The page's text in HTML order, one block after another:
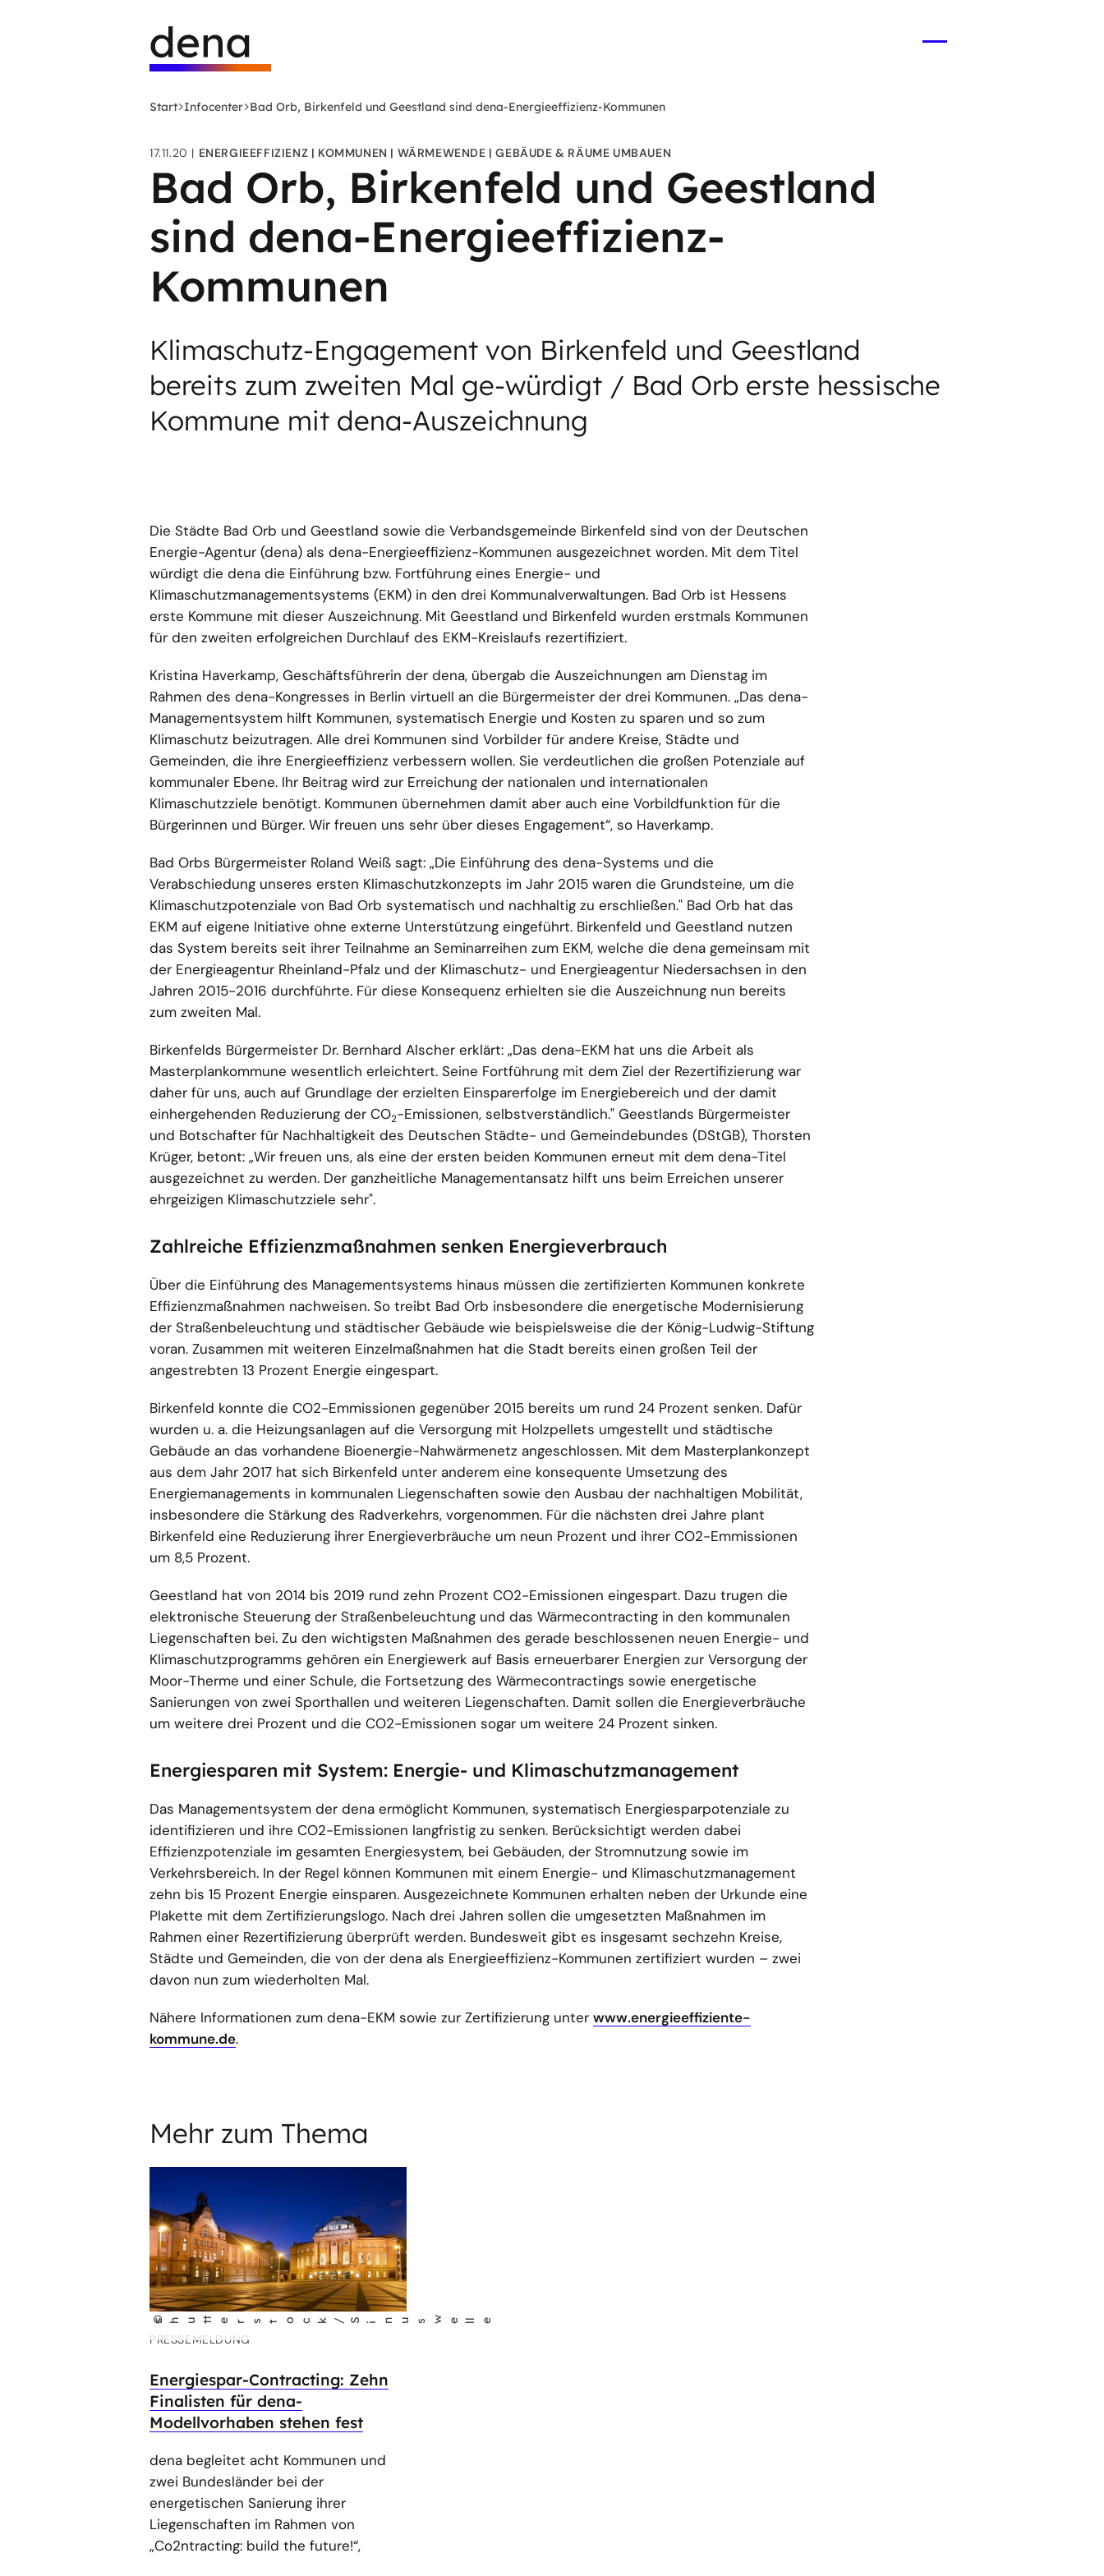
Deutsche
Energie-
Agentur
-
Startseite
Start Infocenter Bad Orb, Birkenfeld und Geestland sind dena-Energieeffizienz-Kommunen
17.11.20 ENERGIEEFFIZIENZ KOMMUNEN WÄRMEWENDE GEBÄUDE & RÄUME UMBAUEN
Bad Orb, Birkenfeld und Geestland
sind dena-Energieeffizienz-
Kommunen
Klimaschutz-Engagement von Birkenfeld und Geestland
bereits zum zweiten Mal ge-würdigt / Bad Orb erste hessische
Kommune mit dena-Auszeichnung
Die Städte Bad Orb und Geestland sowie die Verbandsgemeinde Birkenfeld sind von der Deutschen
Energie-Agentur (dena) als dena-Energieeffizienz-Kommunen ausgezeichnet worden. Mit dem Titel
würdigt die dena die Einführung bzw. Fortführung eines Energie- und
Klimaschutzmanagementsystems (EKM) in den drei Kommunalverwaltungen. Bad Orb ist Hessens
erste Kommune mit dieser Auszeichnung. Mit Geestland und Birkenfeld wurden erstmals Kommunen
für den zweiten erfolgreichen Durchlauf des EKM-Kreislaufs rezertifiziert.
Kristina Haverkamp, Geschäftsführerin der dena, übergab die Auszeichnungen am Dienstag im
Rahmen des dena-Kongresses in Berlin virtuell an die Bürgermeister der drei Kommunen. „Das dena-
Managementsystem hilft Kommunen, systematisch Energie und Kosten zu sparen und so zum
Klimaschutz beizutragen. Alle drei Kommunen sind Vorbilder für andere Kreise, Städte und
Gemeinden, die ihre Energieeffizienz verbessern wollen. Sie verdeutlichen die großen Potenziale auf
kommunaler Ebene. Ihr Beitrag wird zur Erreichung der nationalen und internationalen
Klimaschutzziele benötigt. Kommunen übernehmen damit aber auch eine Vorbildfunktion für die
Bürgerinnen und Bürger. Wir freuen uns sehr über dieses Engagement“, so Haverkamp.
Bad Orbs Bürgermeister Roland Weiß sagt: „Die Einführung des dena-Systems und die
Verabschiedung unseres ersten Klimaschutzkonzepts im Jahr 2015 waren die Grundsteine, um die
Klimaschutzpotenziale von Bad Orb systematisch und nachhaltig zu erschließen." Bad Orb hat das
EKM auf eigene Initiative ohne externe Unterstützung eingeführt. Birkenfeld und Geestland nutzen
das System bereits seit ihrer Teilnahme an Seminarreihen zum EKM, welche die dena gemeinsam mit
der Energieagentur Rheinland-Pfalz und der Klimaschutz- und Energieagentur Niedersachsen in den
Jahren 2015-2016 durchführte. Für diese Konsequenz erhielten sie die Auszeichnung nun bereits
zum zweiten Mal.
Birkenfelds Bürgermeister Dr. Bernhard Alscher erklärt: „Das dena-EKM hat uns die Arbeit als
Masterplankommune wesentlich erleichtert. Seine Fortführung mit dem Ziel der Rezertifizierung war
daher für uns, auch auf Grundlage der erzielten Einsparerfolge im Energiebereich und der damit
einhergehenden Reduzierung der CO2-Emissionen, selbstverständlich." Geestlands Bürgermeister
und Botschafter für Nachhaltigkeit des Deutschen Städte- und Gemeindebundes (DStGB), Thorsten
Krüger, betont: „Wir freuen uns, als eine der ersten beiden Kommunen erneut mit dem dena-Titel
ausgezeichnet zu werden. Der ganzheitliche Managementansatz hilft uns beim Erreichen unserer
ehrgeizigen Klimaschutzziele sehr".
Zahlreiche Effizienzmaßnahmen senken Energieverbrauch
Über die Einführung des Managementsystems hinaus müssen die zertifizierten Kommunen konkrete
Effizienzmaßnahmen nachweisen. So treibt Bad Orb insbesondere die energetische Modernisierung
der Straßenbeleuchtung und städtischer Gebäude wie beispielsweise die der König-Ludwig-Stiftung
voran. Zusammen mit weiteren Einzelmaßnahmen hat die Stadt bereits einen großen Teil der
angestrebten 13 Prozent Energie eingespart.
Birkenfeld konnte die CO2-Emmissionen gegenüber 2015 bereits um rund 24 Prozent senken. Dafür
wurden u. a. die Heizungsanlagen auf die Versorgung mit Holzpellets umgestellt und städtische
Gebäude an das vorhandene Bioenergie-Nahwärmenetz angeschlossen. Mit dem Masterplankonzept
aus dem Jahr 2017 hat sich Birkenfeld unter anderem eine konsequente Umsetzung des
Energiemanagements in kommunalen Liegenschaften sowie den Ausbau der nachhaltigen Mobilität,
insbesondere die Stärkung des Radverkehrs, vorgenommen. Für die nächsten drei Jahre plant
Birkenfeld eine Reduzierung ihrer Energieverbräuche um neun Prozent und ihrer CO2-Emmissionen
um 8,5 Prozent.
Geestland hat von 2014 bis 2019 rund zehn Prozent CO2-Emissionen eingespart. Dazu trugen die
elektronische Steuerung der Straßenbeleuchtung und das Wärmecontracting in den kommunalen
Liegenschaften bei. Zu den wichtigsten Maßnahmen des gerade beschlossenen neuen Energie- und
Klimaschutzprogramms gehören ein Energiewerk auf Basis erneuerbarer Energien zur Versorgung der
Moor-Therme und einer Schule, die Fortsetzung des Wärmecontractings sowie energetische
Sanierungen von zwei Sporthallen und weiteren Liegenschaften. Damit sollen die Energieverbräuche
um weitere drei Prozent und die CO2-Emissionen sogar um weitere 24 Prozent sinken.
Energiesparen mit System: Energie- und Klimaschutzmanagement
Das Managementsystem der dena ermöglicht Kommunen, systematisch Energiesparpotenziale zu
identifizieren und ihre CO2-Emissionen langfristig zu senken. Berücksichtigt werden dabei
Effizienzpotenziale im gesamten Energiesystem, bei Gebäuden, der Stromnutzung sowie im
Verkehrsbereich. In der Regel können Kommunen mit einem Energie- und Klimaschutzmanagement
zehn bis 15 Prozent Energie einsparen. Ausgezeichnete Kommunen erhalten neben der Urkunde eine
Plakette mit dem Zertifizierungslogo. Nach drei Jahren sollen die umgesetzten Maßnahmen im
Rahmen einer Rezertifizierung überprüft werden. Bundesweit gibt es insgesamt sechzehn Kreise,
Städte und Gemeinden, die von der dena als Energieeffizienz-Kommunen zertifiziert wurden – zwei
davon nun zum wiederholten Mal.
Nähere Informationen zum dena-EKM sowie zur Zertifizierung unter www.energieeffiziente-
kommune.de.
Mehr zum Thema
©
shu
t
terst
ock/S i
nus w
e l le
PRESSEMELDUNG
Energiespar-Contracting: Zehn
Finalisten für dena-
Modellvorhaben stehen fest
dena begleitet acht Kommunen und
zwei Bundesländer bei der
energetischen Sanierung ihrer
Liegenschaften im Rahmen von
„Co2ntracting: build the future!“,